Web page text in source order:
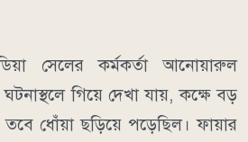
সেলের কর্মকর্তা আনোয়ারুল
গিয়ে দেখা যায়, কক্ষে বড়
ধোঁয়া ছড়িয়ে পড়েছিল। ফায়ার